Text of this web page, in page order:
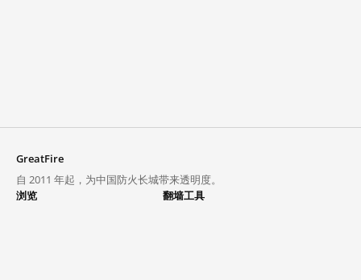
GreatFire
自 2011 年起，为中国防火长城带来透明度。
浏览
翻墙工具